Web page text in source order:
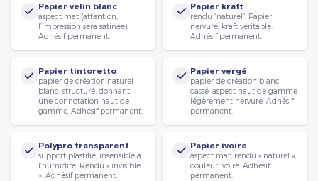
Papier velin blanc
aspect mat (attention,
l’impression sera satinée).
Adhésif permanent.
Papier kraft
rendu “naturel”. Papier
nervuré, kraft véritable.
Adhésif permanent.
Papier tintoretto
papier de création naturel
blanc, structuré, donnant
une connotation haut de
gamme. Adhésif permanent.
Papier vergé
papier de création blanc
cassé, aspect haut de gamme
légèrement nervuré. Adhésif
permanent.
Polypro transparent
support plastifié, insensible à
l’humidité. Rendu « invisible
». Adhésif permanent.
Papier ivoire
aspect mat, rendu « naturel »,
couleur ivoire. Adhésif
permanent.